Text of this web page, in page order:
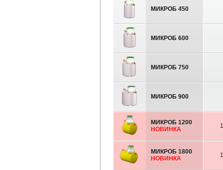
МИКРОБ 450
МИКРОБ 600
МИКРОБ 750
МИКРОБ 900
МИКРОБ 1200
НОВИНКА
МИКРОБ 1800
НОВИНКА